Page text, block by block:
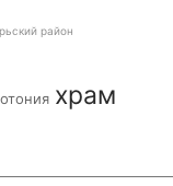
район
храм